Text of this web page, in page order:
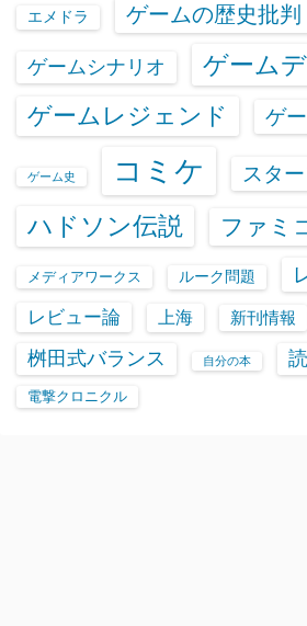
エメドラ ゲームの歴史批判
ゲームシナリオ ゲーム
ゲームレジェンド ゲ
ゲーム史 コミケ スタ
ハドソン伝説 ファミ
メディアワークス ルーク問題
レビュー論 上海 新刊情報
桝田式バランス 自分の本
電撃クロニクル